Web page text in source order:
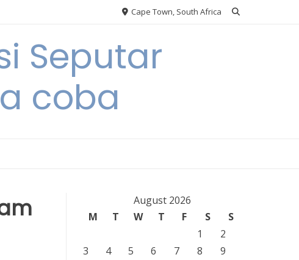
Cape Town, South Africa
Seputar
coba
August 2026
M
T W T F S
S
1
2
3
4 5 6 7 8
9